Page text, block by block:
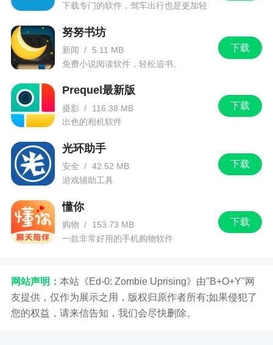
下载专门的软件，驾车出行也是更加轻
下载
努努书坊
新闻 /
5.11 MB
免费小说阅读软件，轻松追书。
下载
Prequel最新版
摄影 /
116.38 MB
出色的相机软件
下载
光环助手
安全 / 42.52 MB
游戏辅助工具
下载
懂你
购物 /
153.73 MB
一款非常好用的手机购物软件
网站声明： 本站《Ed-0: Zombie Uprising》由"B+O+Y"网
友提供，仅作为展示之用，版权归原作者所有;如果侵犯了
您的权益，请来信告知，我们会尽快删除。